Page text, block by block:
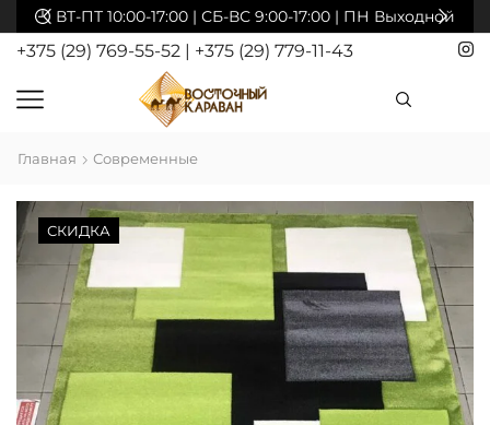
ВТ-ПТ 10:00-17:00 | СБ-ВС 9:00-17:00 | ПН Выходной
+375 (29) 769-55-52 | +375 (29) 779-11-43
Главная Современные
СКИДКА